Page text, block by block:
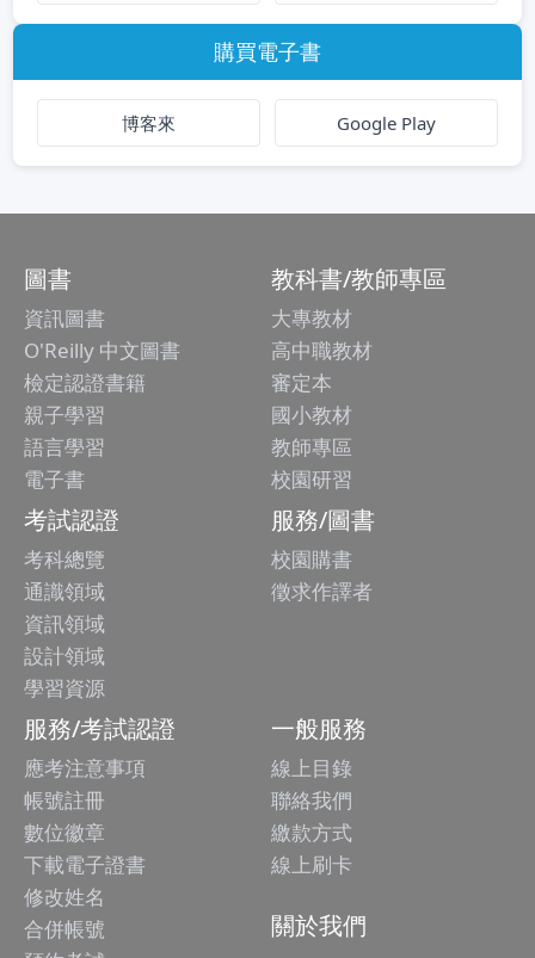
購買電子書
博客來 Google Play
圖書
資訊圖書
O'Reilly 中文圖書
檢定認證書籍
親子學習
語言學習
電子書
教科書/教師專區
大專教材
高中職教材
審定本
國小教材
教師專區
校園研習
考試認證
考科總覽
通識領域
資訊領域
設計領域
學習資源
服務/圖書
校園購書
徵求作譯者
服務/考試認證
應考注意事項
帳號註冊
數位徽章
下載電子證書
修改姓名
合併帳號
一般服務
線上目錄
聯絡我們
繳款方式
線上刷卡
關於我們